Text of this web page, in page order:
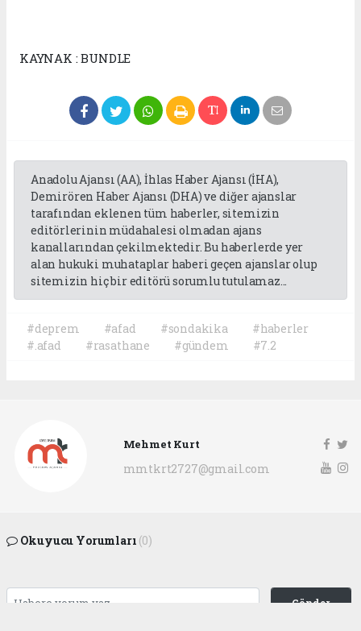
KAYNAK : BUNDLE
Anadolu Ajansı (AA), İhlas Haber Ajansı (İHA),
Demirören Haber Ajansı (DHA) ve diğer ajanslar
tarafından eklenen tüm haberler, sitemizin
editörlerinin müdahalesi olmadan ajans
kanallarından çekilmektedir. Bu haberlerde yer
alan hukuki muhataplar haberi geçen ajanslar olup
sitemizin hiç bir editörü sorumlu tutulamaz...
#deprem #afad #sondakika
#haberler
#.afad
#rasathane #gündem #7.2
Mehmet Kurt
mmtkrt2727@gmail.com
Okuyucu Yorumları (0)
Gönder